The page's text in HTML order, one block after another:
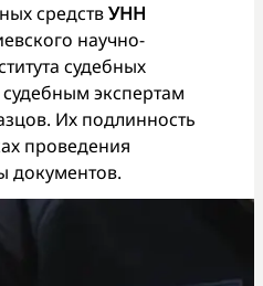
средствУНН
научно-
судебных
экспертам
Их подлинность
проведения
документов.